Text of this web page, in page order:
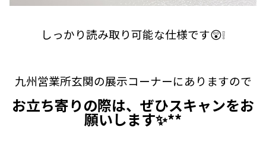
しっかり読み取り可能な仕様です😲❕
九州営業所玄関の展示コーナーにありますので
お立ち寄りの際は、ぜひスキャンをお
願いします✨**